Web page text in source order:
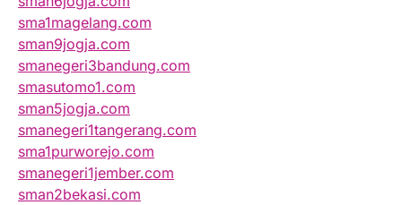
sma1magelang.com
sman9jogja.com
smanegeri3bandung.com
smasutomo1.com
sman5jogja.com
smanegeri1tangerang.com
sma1purworejo.com
smanegeri1jember.com
sman2bekasi.com